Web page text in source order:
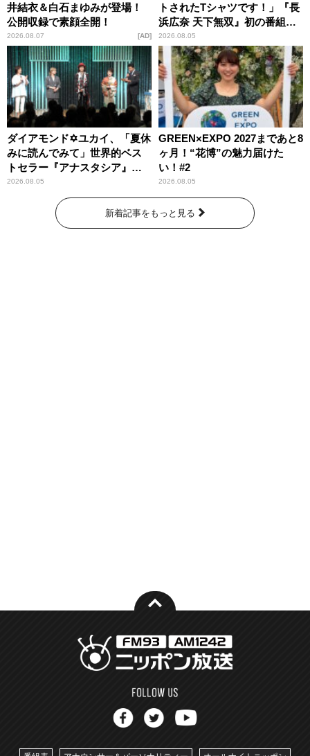
井結衣＆白石まゆみが登場！
公開収録で素顔全開！
2026.08.07 AD
トされたTシャツです！」『長
浜広奈 天下無双』初の番組グ
ッズ発売
2026.08.05
ダイアモンド✡ユカイ、「夏休
みに読んでみて」世界的ベス
トセラー『アナスタシア』を
紹介
2026.08.05
GREEN×EXPO 2027まであと8
ヶ月！“花博”の魅力届けた
い！#2
2026.08.05
新着記事をもっと見る